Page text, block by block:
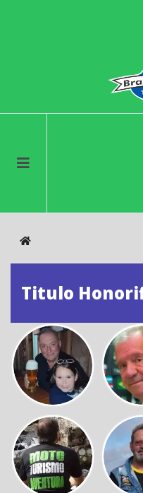
Home
Titulo